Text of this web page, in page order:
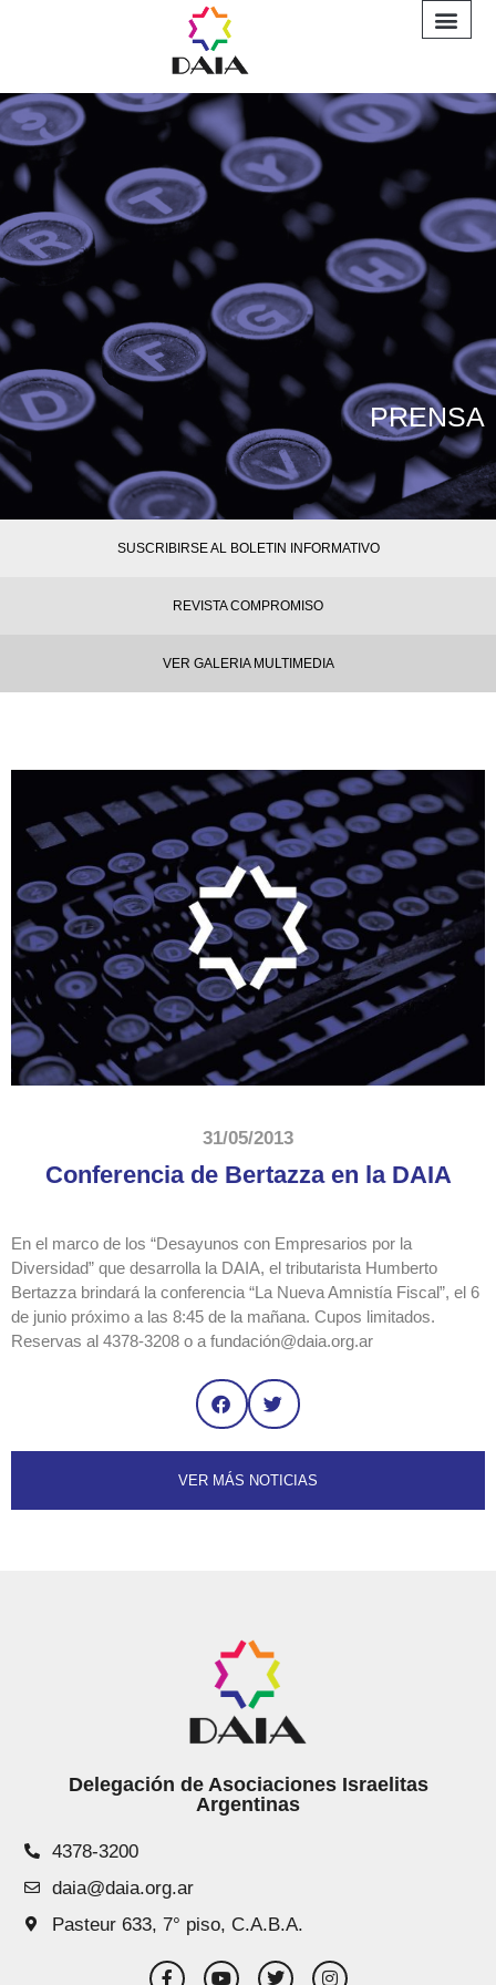
PRENSA
SUSCRIBIRSE AL BOLETIN INFORMATIVO
REVISTA COMPROMISO
VER GALERIA MULTIMEDIA
31/05/2013
Conferencia de Bertazza en la DAIA
En el marco de los “Desayunos con Empresarios por la
Diversidad” que desarrolla la DAIA, el tributarista Humberto
Bertazza brindará la conferencia “La Nueva Amnistía Fiscal”, el 6
de junio próximo a las 8:45 de la mañana. Cupos limitados.
Reservas al 4378-3208 o a fundación@daia.org.ar
VER MÁS NOTICIAS
Delegación de Asociaciones Israelitas
Argentinas
4378-3200
daia@daia.org.ar
Pasteur 633, 7° piso, C.A.B.A.